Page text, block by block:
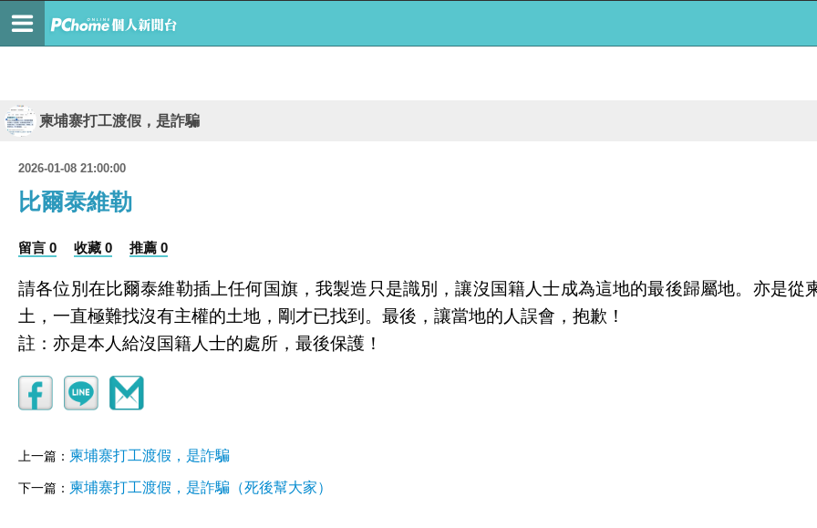
柬埔寨打工渡假，是詐騙
2026-01-08 21:00:00
比爾泰維勒
留言 0 收藏 0 推薦 0
請各位別在比爾泰維勒插上任何国旗，我製造只是識別，讓沒国籍人士成為這地的最後歸屬地。亦是
土，一直極難找沒有主權的土地，剛才已找到。最後，讓當地的人誤會，抱歉！
註：亦是本人給沒国籍人士的處所，最後保護！
上一篇： 柬埔寨打工渡假，是詐騙
下一篇： 柬埔寨打工渡假，是詐騙（死後幫大家）